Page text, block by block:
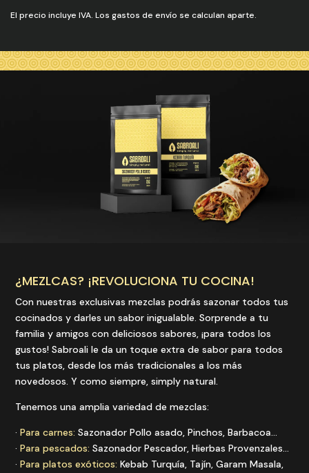
El precio incluye IVA. Los gastos de envío se calculan aparte.
¿MEZLCAS? ¡REVOLUCIONA TU COCINA!
Con nuestras exclusivas mezclas podrás sazonar todos tus
cocinados y darles un sabor inigualable. Sorprende a tu
familia y amigos con deliciosos sabores, ¡para todos los
gustos! Sabroali le da un toque extra de sabor para todos
tus platos, desde los más tradicionales a los más
novedosos. Y como siempre, simply natural.
Tenemos una amplia variedad de mezclas:
·Para carnes: Sazonador Pollo asado, Pinchos, Barbacoa…
·Para pescados: Sazonador Pescador, Hierbas Provenzales…
·Para platos exóticos: Kebab Turquía, Tajín, Garam Masala,